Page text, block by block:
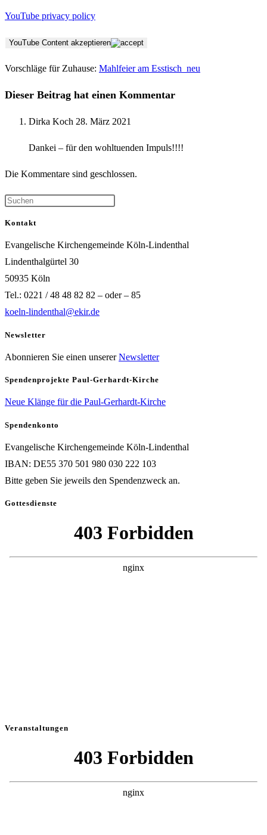
YouTube privacy policy
YouTube Content akzeptieren
Vorschläge für Zuhause: Mahlfeier am Esstisch_neu
Dieser Beitrag hat einen Kommentar
Dirka Koch 28. März 2021
Dankei – für den wohltuenden Impuls!!!!
Die Kommentare sind geschlossen.
Kontakt
Evangelische Kirchengemeinde Köln-Lindenthal
Lindenthalgürtel 30
50935 Köln
Tel.: 0221 / 48 48 82 82 – oder – 85
koeln-lindenthal@ekir.de
Newsletter
Abonnieren Sie einen unsererNewsletter
Spendenprojekte Paul-Gerhardt-Kirche
Neue Klänge für die Paul-Gerhardt-Kirche
Spendenkonto
Evangelische Kirchengemeinde Köln-Lindenthal
IBAN: DE55 370 501 980 030 222 103
Bitte geben Sie jeweils den Spendenzweck an.
Gottesdienste
Veranstaltungen